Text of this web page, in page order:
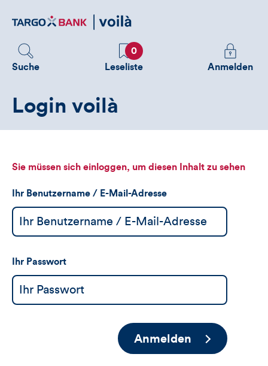
zum
Suche
Favoriten
0
Leseliste
Melden
Sie
sehen
Anmelden
Login voilà
Sie müssen sich einloggen, um diesen Inhalt zu sehen
Ihr Benutzername / E-Mail-Adresse
Ihr Passwort
Anmelden